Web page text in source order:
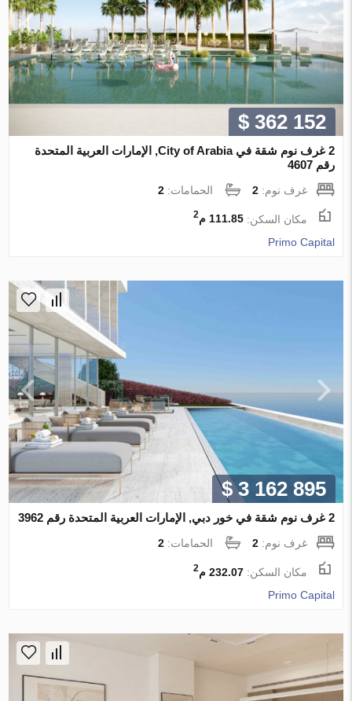
$ 362 152
2 غرف نوم شقة في City of Arabia, الإمارات العربية المتحدة
رقم 4607
غرف نوم:2 الحمامات:2
مكان السكن:111.85 م 2
Primo Capital
$ 3 162 895
2 غرف نوم شقة في خور دبي, الإمارات العربية المتحدة رقم 3962
غرف نوم:2 الحمامات:2
مكان السكن:232.07 م 2
Primo Capital